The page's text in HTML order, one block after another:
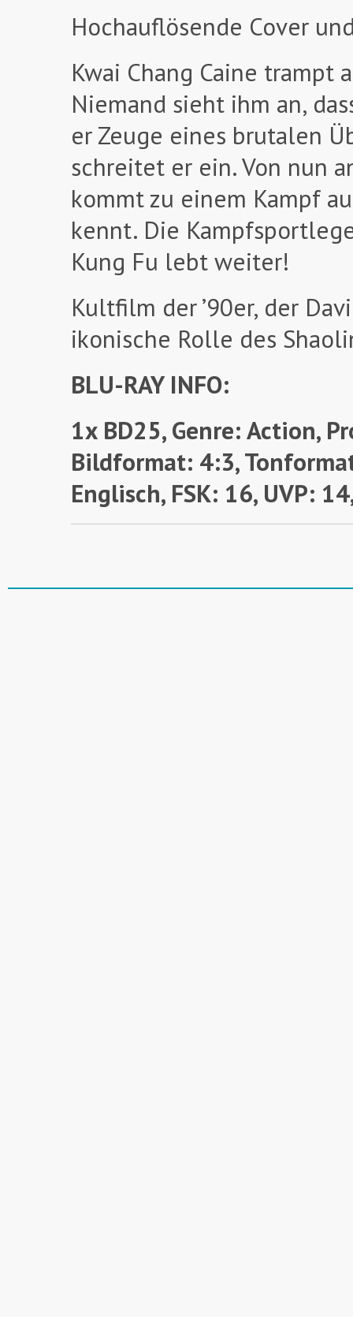
Hochauflösende Cover
Kwai Chang Caine trampt
Niemand sieht ihm an,
er Zeuge eines brutalen
schreitet er ein. Von nun
kommt zu einem Kampf
kennt. Die
Kung Fu lebt weiter!
Kultfilm der ’90er, der
ikonische Rolle des
BLU-RAY INFO:
1x BD25, Genre: Action,
Bildformat: 4:3,
Englisch, FSK: 16, UVP: